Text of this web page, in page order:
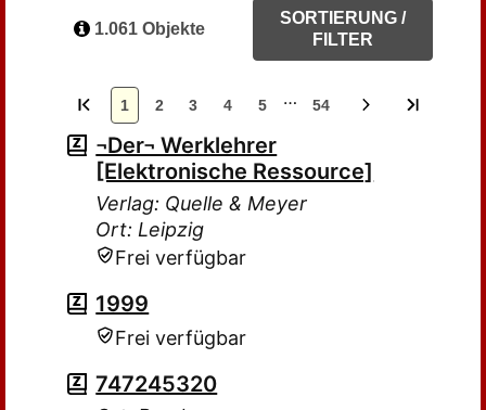
1.061 Objekte
SORTIERUNG /
FILTER
1 2 3 4 5 … 54
¬Der¬ Werklehrer
[Elektronische Ressource]
Verlag: Quelle & Meyer
Ort: Leipzig
Frei verfügbar
1999
Frei verfügbar
747245320